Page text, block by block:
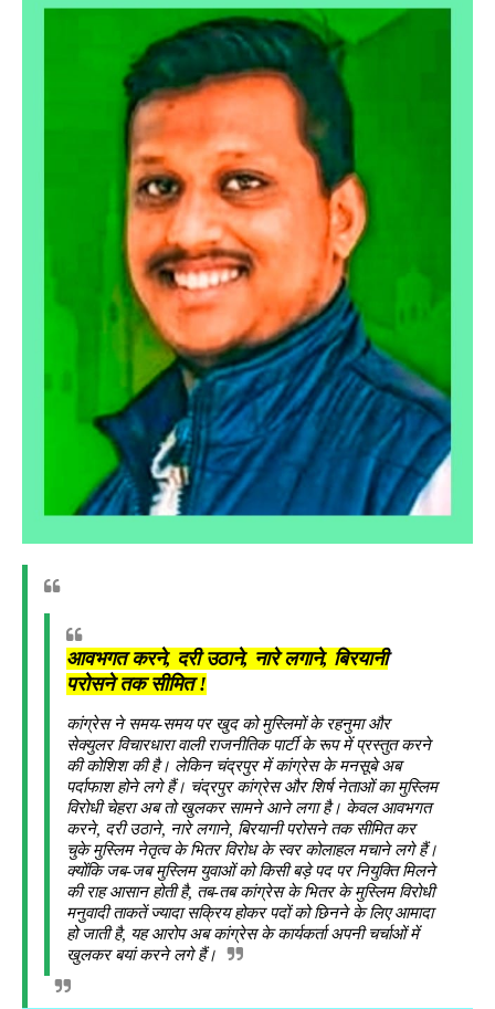
आवभगत करने, दरी उठाने, नारे लगाने, बिरयानी
परोसने तक सीमित !
कांग्रेस ने समय-समय पर खुद को मुस्लिमों के रहनुमा और
सेक्युलर विचारधारा वाली राजनीतिक पार्टी के रूप में प्रस्तुत करने
की कोशिश की है। लेकिन चंद्रपुर में कांग्रेस के मनसूबे अब
पर्दाफाश होने लगे हैं। चंद्रपुर कांग्रेस और शिर्ष नेताओं का मुस्लिम
विरोधी चेहरा अब तो खुलकर सामने आने लगा है। केवल आवभगत
करने, दरी उठाने, नारे लगाने, बिरयानी परोसने तक सीमित कर
चुके मुस्लिम नेतृत्व के भितर विरोध के स्वर कोलाहल मचाने लगे हैं।
क्योंकि जब-जब मुस्लिम युवाओं को किसी बड़े पद पर नियुक्ति मिलने
की राह आसान होती है, तब-तब कांग्रेस के भितर के मुस्लिम विरोधी
मनुवादी ताकतें ज्यादा सक्रिय होकर पदों को छिनने के लिए आमादा
हो जाती है, यह आरोप अब कांग्रेस के कार्यकर्ता अपनी चर्चाओं में
खुलकर बयां करने लगे हैं।